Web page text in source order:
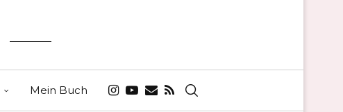
Mein Buch